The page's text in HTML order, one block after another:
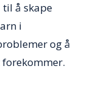
til å skape
i
og å